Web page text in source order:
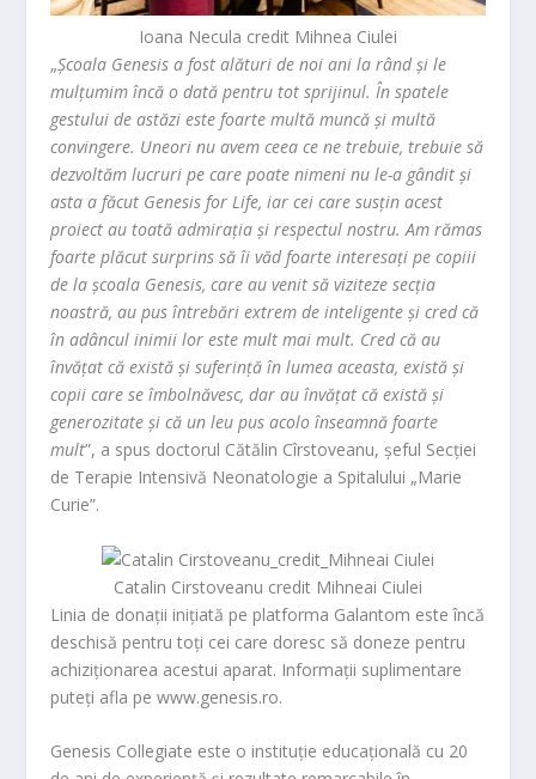
Ioana Necula credit Mihnea Ciulei
„Școala Genesis a fost alături de noi ani la rând și le
mulțumim încă o dată pentru tot sprijinul. În spatele
gestului de astăzi este foarte multă muncă și multă
convingere. Uneori nu avem ceea ce ne trebuie, trebuie să
dezvoltăm lucruri pe care poate nimeni nu le-a gândit și
asta a făcut Genesis for Life, iar cei care susțin acest
proiect au toată admirația și respectul nostru. Am rămas
foarte plăcut surprins să îi văd foarte interesați pe copiii
de la școala Genesis, care au venit să viziteze secția
noastră, au pus întrebări extrem de inteligente și cred că
în adâncul inimii lor este mult mai mult. Cred că au
învățat că există și suferință în lumea aceasta, există și
copii care se îmbolnăvesc, dar au învățat că există și
generozitate și că un leu pus acolo înseamnă foarte
mult”, a spus doctorul Cătălin Cîrstoveanu, șeful Secției
de Terapie Intensivă Neonatologie a Spitalului „Marie
Curie”.
Catalin Cirstoveanu credit Mihneai Ciulei
Linia de donații inițiată pe platforma Galantom este încă
deschisă pentru toți cei care doresc să doneze pentru
achiziționarea acestui aparat. Informații suplimentare
puteți afla pe www.genesis.ro.
Genesis Collegiate este o instituție educațională cu 20